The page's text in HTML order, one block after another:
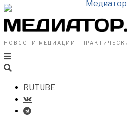
НОВОСТИ МЕДИАЦИИ ·
RUTUBE